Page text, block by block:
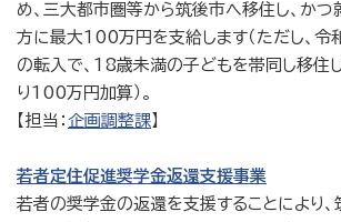
め、三大都市圏等から筑後市へ移住し、かつ
方に最大100万円を支給します（ただし、
の転入で、18歳未満の子どもを帯同し移住
り100万円加算）。
【担当： 企画調整課】
若者定住促進奨学金返還支援事業
若者の奨学金の返還を支援することにより